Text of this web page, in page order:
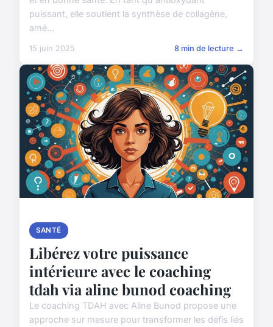
puissant, elle soutient la synthèse de collagène,
amé...
15 juin 2025 8 min de lecture →
SANTÉ
Libérez votre puissance
intérieure avec le coaching
tdah via aline bunod coaching
Le coaching TDAH avec Aline Bunod propose une
approche sur mesure pour transformer les défis liés